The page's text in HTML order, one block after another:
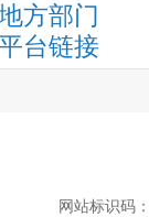
方部门
台链接
网站标识码